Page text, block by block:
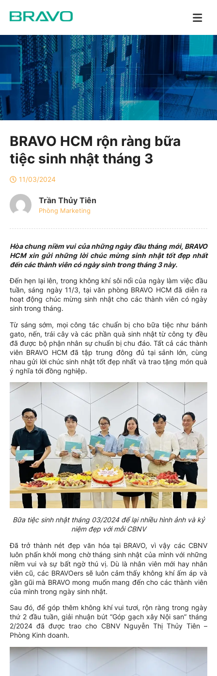
BRAVO HCM rộn ràng bữa
tiệc sinh nhật tháng 3
11/03/2024
Trần Thủy Tiên
Phòng Marketing
Hòa chung niềm vui của những ngày đầu tháng mới, BRAVO
HCM xin gửi những lời chúc mừng sinh nhật tốt đẹp nhất
đến các thành viên có ngày sinh trong tháng 3 này.
Đến hẹn lại lên, trong không khí sôi nổi của ngày làm việc đầu
tuần, sáng ngày 11/3, tại văn phòng BRAVO HCM đã diễn ra
hoạt động chúc mừng sinh nhật cho các thành viên có ngày
sinh trong tháng.
Từ sáng sớm, mọi công tác chuẩn bị cho bữa tiệc như bánh
gato, nến, trái cây và các phần quà sinh nhật từ công ty đều
đã được bộ phận nhân sự chuẩn bị chu đáo. Tất cả các thành
viên BRAVO HCM đã tập trung đông đủ tại sảnh lớn, cùng
nhau gửi lời chúc sinh nhật tốt đẹp nhất và trao tặng món quà
ý nghĩa tới đồng nghiệp.
Bữa tiệc sinh nhật tháng 03/2024 để lại nhiều hình ảnh và kỷ
niệm đẹp với mỗi CBNV
Đã trở thành nét đẹp văn hóa tại BRAVO, vì vậy các CBNV
luôn phấn khởi mong chờ tháng sinh nhật của mình với những
niềm vui và sự bất ngờ thú vị. Dù là nhân viên mới hay nhân
viên cũ, các BRAVOers sẽ luôn cảm thấy không khí ấm áp và
gần gũi mà BRAVO mong muốn mang đến cho các thành viên
của mình trong ngày sinh nhật.
Sau đó, để góp thêm không khí vui tươi, rộn ràng trong ngày
thứ 2 đầu tuần, giải nhuận bút “Góp gạch xây Nội san” tháng
2/2024 đã được trao cho CBNV Nguyễn Thị Thủy Tiên –
Phòng Kinh doanh.